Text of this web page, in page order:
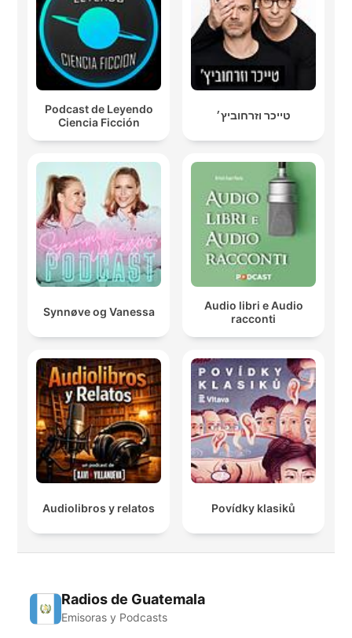
Podcast de Leyendo
Ciencia Ficción
טייכר וזרחוביץ׳
Synnøve og Vanessa
Audio libri e Audio
racconti
Audiolibros y relatos Povídky klasiků
Radios de Guatemala
Emisoras y Podcasts